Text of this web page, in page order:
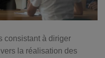
consistant à diriger
la réalisation des